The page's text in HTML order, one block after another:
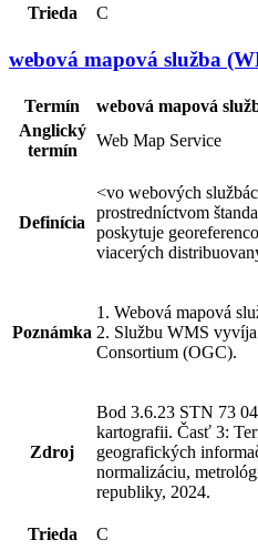
Trieda C
webová mapová služba
Termín
webová mapová
Anglický
termín
Web Map Service
Definícia
<vo webových
prostredníctvom
poskytuje
viacerých
Poznámka
1. Webová mapová
2. Službu WMS
Consortium (OGC).
Zdroj
Bod 3.6.23 STN 73
kartografii. Časť 3:
geografických
normalizáciu,
republiky, 2024.
Trieda C